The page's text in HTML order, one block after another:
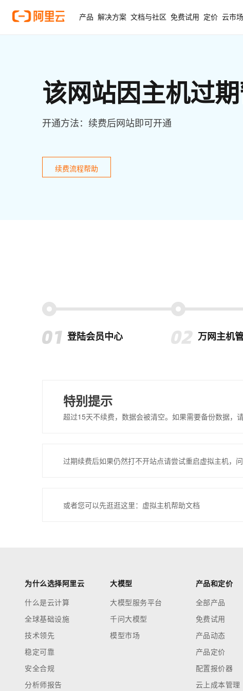
产品 解决方案 文档与社区 免费试用 定价 云市场
该网站因主机过
开通方法：续费后网站即可开通
续费流程帮助
登陆会员中心 万网主机
特别提示
超过15天不续费，数据会被清空。如果需要备份数据，
过期续费后如果仍然打不开站点请尝试重启虚拟主机，
或者您可以先逛逛这里：虚拟主机帮助文档